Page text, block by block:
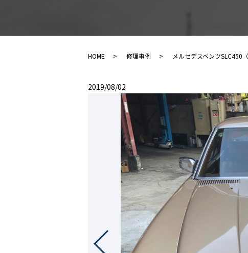
HOME 修理事例 メルセデスベンツSLC450
2019/08/02